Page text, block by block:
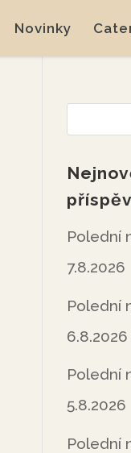
Novinky
Polední
7.8.2026
Polední
6.8.2026
Polední
5.8.2026
Polední